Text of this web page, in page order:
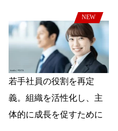
NEW
若手社員の役割を再定
義。組織を活性化し、主
体的に成長を促すために